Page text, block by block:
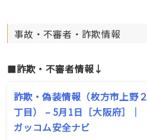
事故・不審者・詐欺情報
■詐欺・不審者情報↓
詐欺・偽装情報（枚方市上野２
丁目） – 5月1日［大阪府］｜
ガッコム安全ナビ